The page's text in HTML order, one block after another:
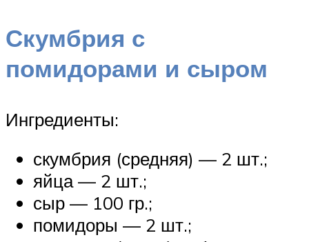
Скумбрия с
помидорами и сыром
Ингредиенты:
скумбрия (средняя) — 2 шт.;
яйца — 2 шт.;
сыр — 100 гр.;
помидоры — 2 шт.;